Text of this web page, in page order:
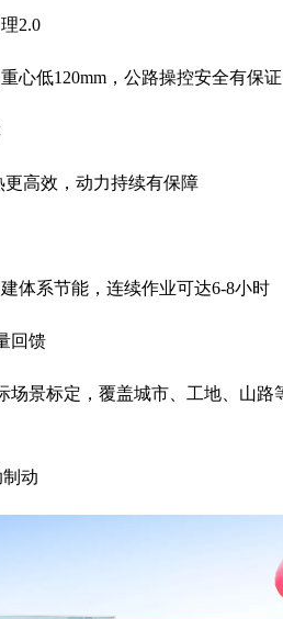
2.0
心低120mm，公路操控安全有保证
高效，动力持续有保障
体系节能，连续作业可达6-8小时
回馈
场景标定，覆盖城市、工地、山路
动